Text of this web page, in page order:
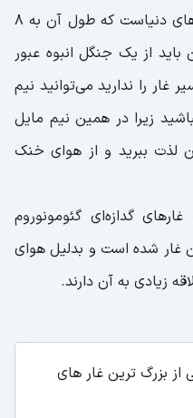
غار مانجانگول از طولانی‌ترین غارهای دنیاست که طول آن به 8
از یک جنگل انبوه عبور
غار را ندارید می‌توانید نیم
زیرا در همین نیم مایل
لذت ببرید و از هوای خنک
گدازه‌ای گئومونوروم
غار شده است و بدلیل هوای
زیادی به آن دارند.
از بزرگ ترین غار های